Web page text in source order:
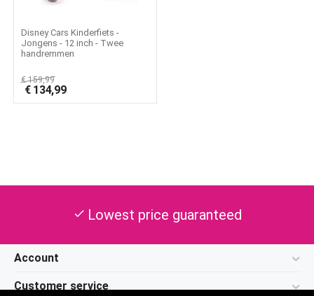
Disney Cars Kinderfiets -
Jongens - 12 inch - Twee
handremmen
€159,99
€ 134,99
check Lowest price guaranteed
Account
Customer service